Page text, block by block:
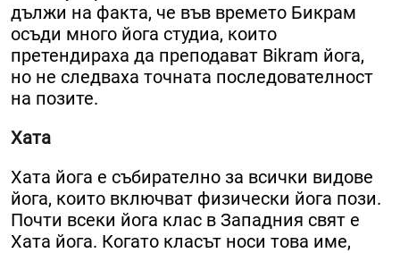
дължи на факта, че във времето Бикрам
осъди много йога студиа, които
претендираха да преподават Bikram йога,
но не следваха точната последователност
на позите.
Хата
Хата йога е събирателно за всички видове
йога, които включват физически йога пози.
Почти всеки йога клас в Западния свят е
Хата йога. Когато класът носи това име,